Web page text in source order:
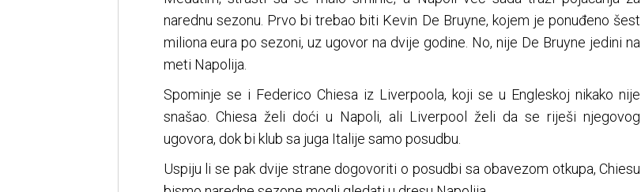
narednu sezonu. Prvo bi trebao biti Kevin De Bruyne, kojem je ponuđeno šest
miliona eura po sezoni, uz ugovor na dvije godine. No, nije De Bruyne jedini na
meti Napolija.
Spominje se i Federico Chiesa iz Liverpoola, koji se u Engleskoj nikako nije
snašao. Chiesa želi doći u Napoli, ali Liverpool želi da se riješi njegovog
ugovora, dok bi klub sa juga Italije samo posudbu.
Uspiju li se pak dvije strane dogovoriti o posudbi sa obavezom otkupa, Chiesu